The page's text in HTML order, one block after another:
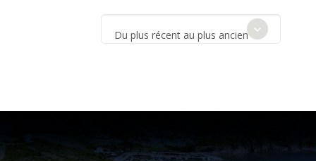
Du plus récent au plus ancien